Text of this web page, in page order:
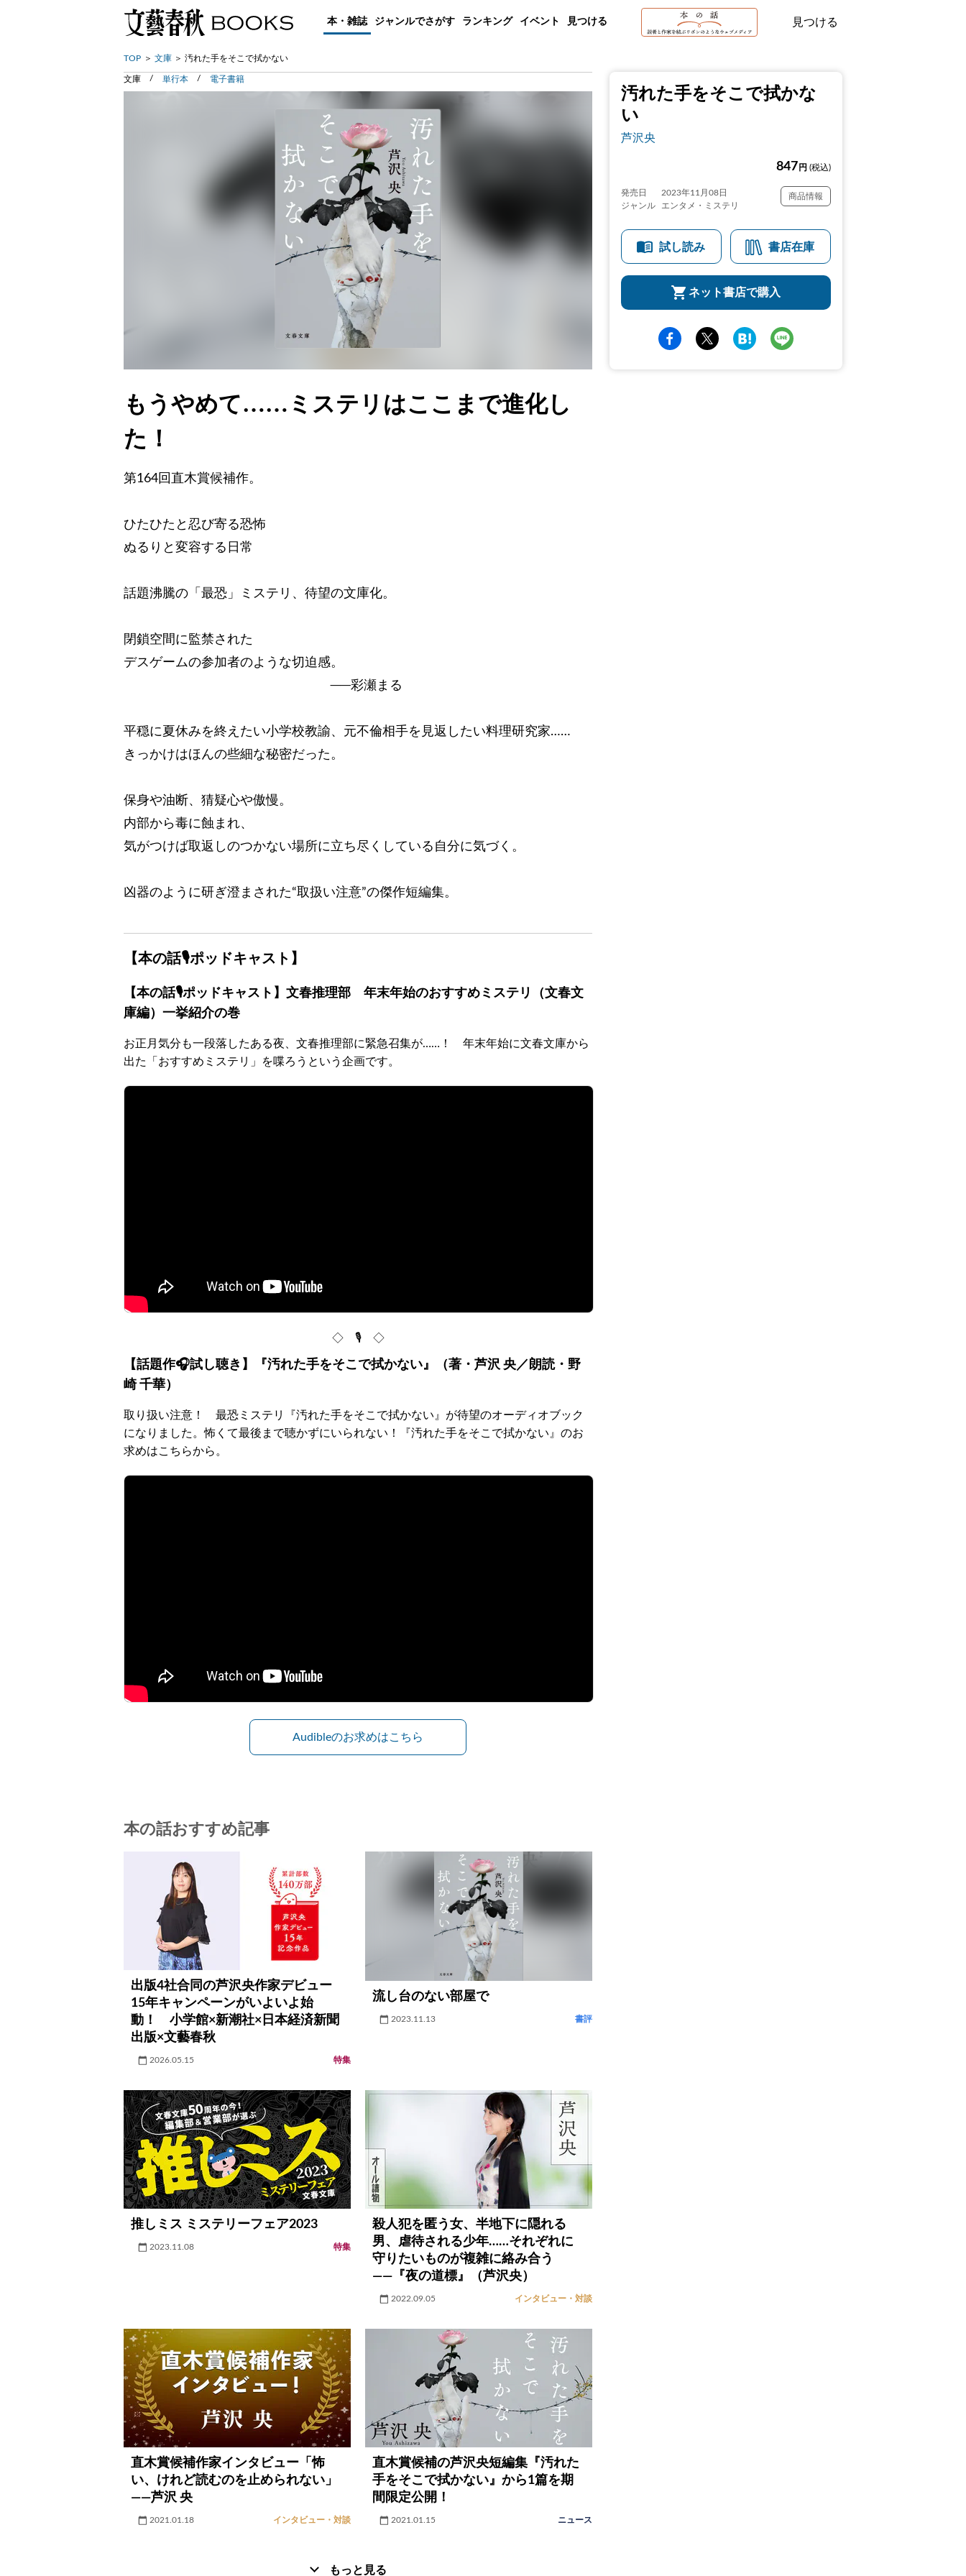
本・雑誌 ジャンルでさがす ランキング イベント 見つける 見つける
TOP 文庫 汚れた手をそこで拭かない
汚れた手をそこで拭かな
い
芦沢央
847 円 (税込)
発売日
2023年11月08日
ジャンル
エンタメ・ミステリ
商品情報
試し読み 書店在庫
ネット書店で購入
文庫 単行本 電子書籍
もうやめて……ミステリはここまで進化し
た！
第164回直木賞候補作。
ひたひたと忍び寄る恐怖
ぬるりと変容する日常
話題沸騰の「最恐」ミステリ、待望の文庫化。
閉鎖空間に監禁された
デスゲームの参加者のような切迫感。
──彩瀬まる
平穏に夏休みを終えたい小学校教諭、元不倫相手を見返したい料理研究家……
きっかけはほんの些細な秘密だった。
保身や油断、猜疑心や傲慢。
内部から毒に蝕まれ、
気がつけば取返しのつかない場所に立ち尽くしている自分に気づく。
凶器のように研ぎ澄まされた“取扱い注意”の傑作短編集。
【本の話🎙ポッドキャスト】
【本の話🎙ポッドキャスト】文春推理部 年末年始のおすすめミステリ（文春文
庫編）一挙紹介の巻
お正月気分も一段落したある夜、文春推理部に緊急召集が……！ 年末年始に文春文庫から
出た「おすすめミステリ」を喋ろうという企画です。
◇ 🎙 ◇
【話題作🎧試し聴き】『汚れた手をそこで拭かない』（著・芦沢 央／朗読・野
崎 千華）
取り扱い注意！ 最恐ミステリ『汚れた手をそこで拭かない』が待望のオーディオブック
になりました。怖くて最後まで聴かずにいられない！『汚れた手をそこで拭かない』のお
求めはこちらから。
Audibleのお求めはこちら
本の話おすすめ記事
出版4社合同の芦沢央作家デビュー
15年キャンペーンがいよいよ始
動！ 小学館×新潮社×日本経済新聞
出版×文藝春秋
2026.05.15 特集
流し台のない部屋で
2023.11.13 書評
推しミス ミステリーフェア2023
2023.11.08 特集
殺人犯を匿う女、半地下に隠れる
男、虐待される少年……それぞれに
守りたいものが複雑に絡み合う
――『夜の道標』（芦沢央）
2022.09.05 インタビュー・対談
直木賞候補作家インタビュー「怖
い、けれど読むのを止められない」
――芦沢 央
2021.01.18 インタビュー・対談
直木賞候補の芦沢央短編集『汚れた
手をそこで拭かない』から1篇を期
間限定公開！
2021.01.15 ニュース
もっと見る